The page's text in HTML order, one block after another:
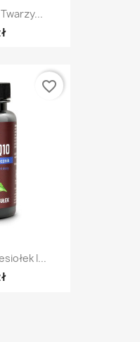
I...
favorite_border